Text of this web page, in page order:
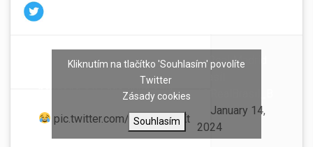
Belli foi na torcida pedir a
bandeira GTA que tinha Vini,
Rodry e Belli, pra tirar as fotos
pic.twitter.com/wLGOezGjKt
— Real Madrid
January 14,
2024
Kliknutím na tlačítko 'Souhlasím' povolíte
Twitter
Zásady cookies
Souhlasím